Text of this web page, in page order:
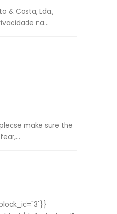
& Costa, Lda.,
na...
make sure the